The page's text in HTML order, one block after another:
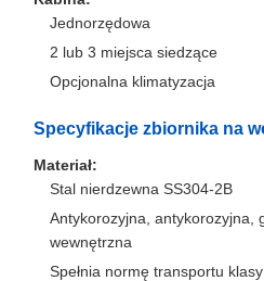
Jednorzędowa
2 lub 3 miejsca siedzące
Opcjonalna klimatyzacja
Specyfikacje zbiornika na
Materiał:
Stal nierdzewna SS304-2B
Antykorozyjna, antykorozyjna,
wewnętrzna
Spełnia normę transportu